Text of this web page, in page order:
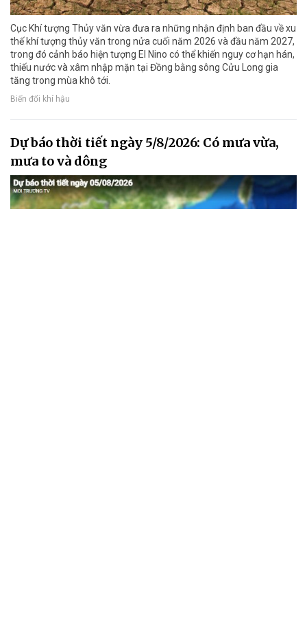
Cục Khí tượng Thủy văn vừa đưa ra những nhận định ban đầu về xu
thế khí tượng thủy văn trong nửa cuối năm 2026 và đầu năm 2027,
trong đó cảnh báo hiện tượng El Nino có thể khiến nguy cơ hạn hán,
thiếu nước và xâm nhập mặn tại Đồng bằng sông Cửu Long gia
tăng trong mùa khô tới.
Biến đổi khí hậu
Dự báo thời tiết ngày 5/8/2026: Có mưa vừa,
mưa to và dông